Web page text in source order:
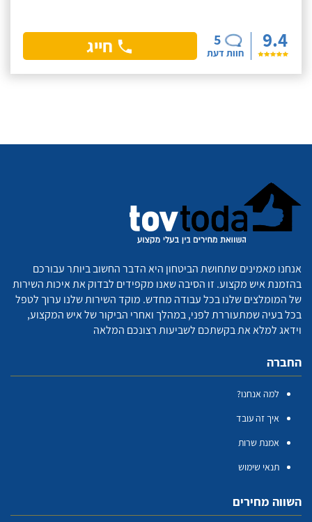
9.4
5
חוות דעת חייג
אנחנו מאמינים שתחושת הביטחון היא הדבר החשוב ביותר עבורכם
בהזמנת איש מקצוע. זו הסיבה שאנו מקפידים לבדוק את איכות השירות
של המומלצים שלנו בכל עבודה מחדש. מוקד השירות שלנו ערוך לטפל
בכל בעיה שמתעוררת לפני, במהלך ואחרי הביקור של איש המקצוע,
וידאג למלא את בקשתכם לשביעות רצונכם המלאה
החברה
למה אנחנו?
איך זה עובד
אמנת שרות
תנאי שימוש
השווה מחירים